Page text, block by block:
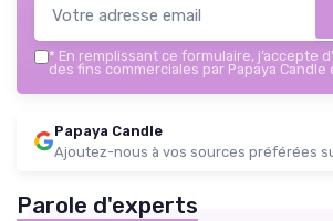
* En remplissant ce formulaire, j’accepte
des fins commerciales par Papaya
Papaya Candle
Ajoutez-nous à vos sources préférées
Parole d'experts